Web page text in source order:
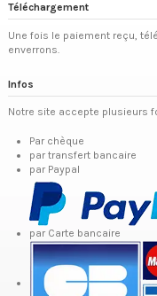
Téléchargement
Une fois le paiement reçu,
enverrons.
Infos
Notre site accepte plusieurs
Par chèque
par transfert bancaire
par Paypal
par Carte bancaire